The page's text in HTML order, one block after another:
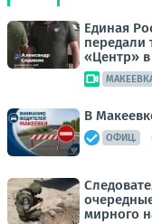
Единая
передали
«Центр»
В
ОФИЦ.
мирного